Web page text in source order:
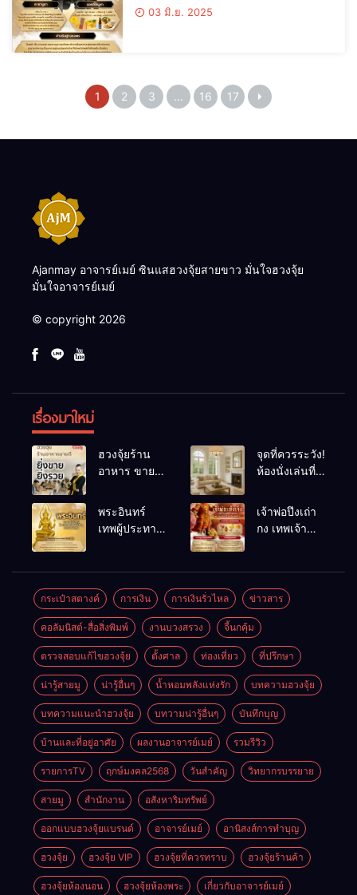
03 มิ.ย. 2025
1 2 3 … 16 17
Ajanmay อาจารย์เมย์ ซินแสฮวงจุ้ยสายขาว มั่นใจฮวงจุ้ย
มั่นใจอาจารย์เมย์
© copyright 2026
เรื่องมาใหม่
ฮวงจุ้ยร้าน
อาหาร ขายดี
เคล็ดลับปรับ
ดวง ปรับร้าน
ให้ลูกค้าแน่น
จุดที่ควรระวัง!
ห้องนั่งเล่นที่
พลังชีวิต
พระอินทร์
เทพผู้ประทาน
เจ้าพ่อปึงเถ่า
กง เทพเจ้า
กระเป๋าสตางค์ การเงิน การเงินรั่วไหล ข่าวสาร
คอลัมนิสต์-สื่อสิ่งพิมพ์ งานบวงสรวง จี้นกคุ้ม
ตรวจสอบแก้ไขฮวงจุ้ย ตั้งศาล ท่องเที่ยว ที่ปรึกษา
น่ารู้สายมู น่ารู้อื่นๆ น้ำหอมพลังแห่งรัก บทความฮวงจุ้ย
บทความแนะนำฮวงจุ้ย บทวามน่ารู้อื่นๆ บันทึกบุญ
บ้านและที่อยู่อาศัย ผลงานอาจารย์เมย์ รวมรีวิว
รายการTV ฤกษ์มงคล2568 วันสำคัญ วิทยากรบรรยาย
สายมู สำนักงาน อสังหาริมทรัพย์
ออกแบบฮวงจุ้ยแบรนด์ อาจารย์เมย์ อานิสงส์การทำบุญ
ฮวงจุ้ย ฮวงจุ้ย VIP ฮวงจุ้ยที่ควรทราบ ฮวงจุ้ยร้านค้า
ฮวงจุ้ยห้องนอน ฮวงจุ้ยห้องพระ เกี่ยวกับอาจารย์เมย์